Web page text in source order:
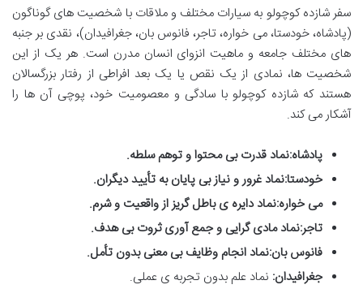
سفر شازده کوچولو به سیارات مختلف و ملاقات با شخصیت های گوناگون
(پادشاه، خودستا، می خواره، تاجر، فانوس بان، جغرافیدان)، نقدی بر جنبه
های مختلف جامعه و ماهیت انزوای انسان مدرن است. هر یک از این
شخصیت ها، نمادی از یک نقص یا یک بعد افراطی از رفتار بزرگسالان
هستند که شازده کوچولو با سادگی و معصومیت خود، پوچی آن ها را
آشکار می کند.
پادشاه:نماد قدرت بی محتوا و توهم سلطه.
خودستا:نماد غرور و نیاز بی پایان به تأیید دیگران.
می خواره:نماد دایره ی باطل گریز از واقعیت و شرم.
تاجر:نماد مادی گرایی و جمع آوری ثروت بی هدف.
فانوس بان:نماد انجام وظایف بی معنی بدون تأمل.
جغرافیدان: نماد علم بدون تجربه ی عملی.